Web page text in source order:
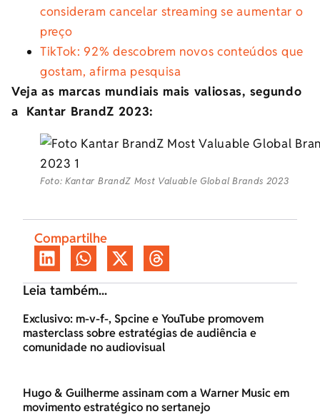
consideram cancelar streaming se aumentar o
preço
TikTok: 92% descobrem novos conteúdos que
gostam, afirma pesquisa
Veja as marcas mundiais mais valiosas, segundo
a Kantar BrandZ 2023:
Foto: Kantar BrandZ Most Valuable Global Brands 2023
Compartilhe
Leia também...
Exclusivo: m-v-f-, Spcine e YouTube promovem
masterclass sobre estratégias de audiência e
comunidade no audiovisual
Hugo & Guilherme assinam com a Warner Music em
movimento estratégico no sertanejo